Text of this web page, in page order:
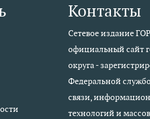
Контакты
Сетевое издание
официальный сайт
округа -
Федеральной
связи,
технологий и